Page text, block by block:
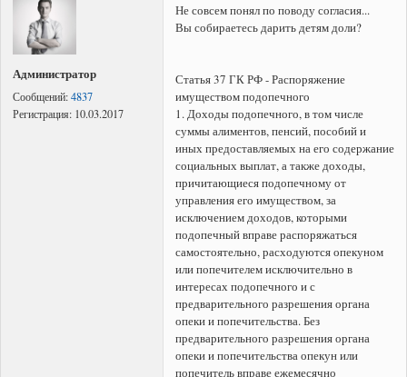
Администратор
Сообщений:4837
Регистрация: 10.03.2017
Не совсем понял по поводу согласия...
Вы собираетесь дарить детям доли?
Статья 37 ГК РФ - Распоряжение
имуществом подопечного
1. Доходы подопечного, в том числе
суммы алиментов, пенсий, пособий и
иных предоставляемых на его содержание
социальных выплат, а также доходы,
причитающиеся подопечному от
управления его имуществом, за
исключением доходов, которыми
подопечный вправе распоряжаться
самостоятельно, расходуются опекуном
или попечителем исключительно в
интересах подопечного и с
предварительного разрешения органа
опеки и попечительства. Без
предварительного разрешения органа
опеки и попечительства опекун или
попечитель вправе ежемесячно